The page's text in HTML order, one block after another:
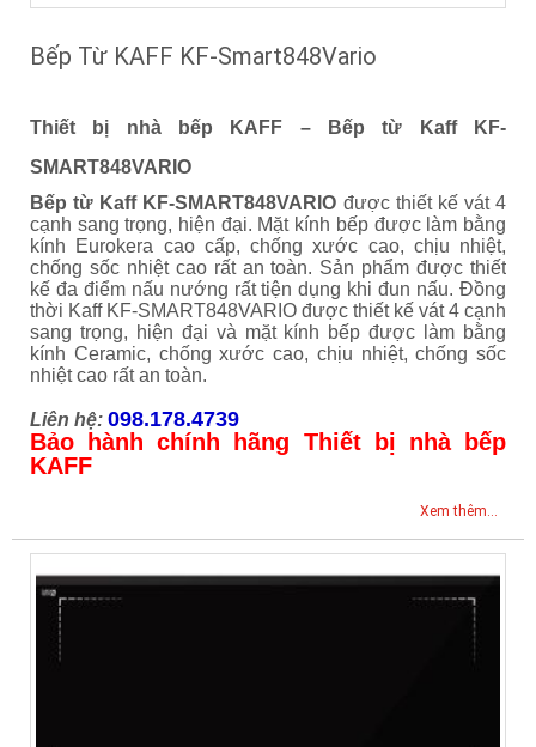
Bếp Từ KAFF KF-Smart848Vario
Thiết bị nhà bếp KAFF –
Bếp từ Kaff KF-
SMART848VARIO
Bếp từ Kaff KF-SMART848VARIO được thiết kế vát 4
cạnh sang trọng, hiện đại. Mặt kính bếp được làm bằng
kính Eurokera cao cấp, chống xước cao, chịu nhiệt,
chống sốc nhiệt cao rất an toàn. Sản phẩm được thiết
kế đa điểm nấu nướng rất tiện dụng khi đun nấu. Đồng
thời Kaff KF-SMART848VARIO được thiết kế vát 4 cạnh
sang trọng, hiện đại và mặt kính bếp được làm bằng
kính Ceramic, chống xước cao, chịu nhiệt, chống sốc
nhiệt cao rất an toàn.
Liên hệ: 098.178.4739
Bảo hành chính hãng Thiết bị nhà bếp
KAFF
Xem thêm...